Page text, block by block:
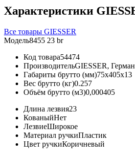
Характеристики
Все товары GIESSER
Модель8455 23 br
Код товара54474
ПроизводительGIESSER,
Габариты брутто (мм)75x405x13
Вес брутто (кг)0.257
Объём брутто (м3)0,000405
Длина лезвия23
КованыйНет
ЛезвиеШирокое
Материал ручкиПластик
Цвет ручкиКоричневый